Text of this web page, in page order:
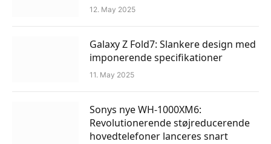
12. May 2025
Galaxy Z Fold7: Slankere design med
imponerende specifikationer
11. May 2025
Sonys nye WH-1000XM6:
Revolutionerende støjreducerende
hovedtelefoner lanceres snart